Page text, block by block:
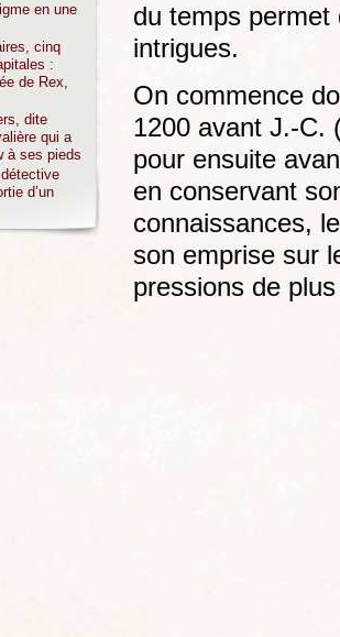
du temps permet
intrigues.
On commence
1200 avant J.-C.
pour ensuite
en conservant
connaissances,
son emprise sur
pressions de
en une
cinq
:
de Rex,
dite
qui a
à ses pieds
d’un